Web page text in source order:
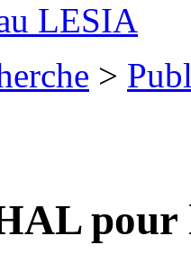
LESIA
>
pour